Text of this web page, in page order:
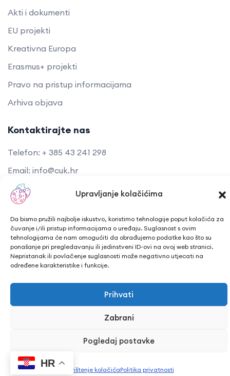
Upravljanje kolačićima
Da bismo pružili najbolje iskustvo, koristimo tehnologije poput kolačića za
čuvanje i/ili pristup informacijama o uređaju. Suglasnost s ovim
tehnologijama će nam omogućiti da obrađujemo podatke kao što su
ponašanje pri pregledavanju ili jedinstveni ID-ovi na ovoj web stranici.
Nepristanak ili povlačenje suglasnosti može negativno utjecati na
određene karakteristike i funkcije.
Prihvati
Zabrani
Pogledaj postavke
Korištenje kolačićaPolitika privatnosti
Akti i dokumenti
EU projekti
Kreativna Europa
Erasmus+ projekti
​​​​​​​Pravo na pristup informacijama
Arhiva objava
Kontaktirajte nas
Telefon: + 385 43 241 298
Email: info@cuk.hr
Adresa središta: Vladimira Nazora 5a
Lokacija: Trg hrvatskih branitelja 15, Bjelovar
CUK Bjelovar © Sva prava pridržana 2026. | WEB
PEPERIT
HR